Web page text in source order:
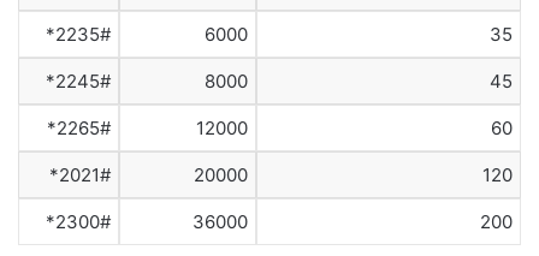
35
6000
2235#*
45
8000
2245#*
60
12000
2265#*
120
20000
2021#*
200
36000
2300#*